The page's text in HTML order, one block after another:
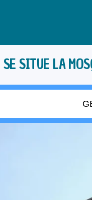
SITUE LA